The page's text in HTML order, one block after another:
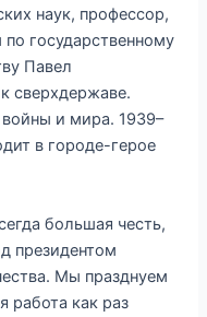
наук, профессор,
государственному
Павел
сверхдержаве.
войны и мира. 1939–
в городе-герое
большая честь,
президентом
Мы празднуем
работа как раз